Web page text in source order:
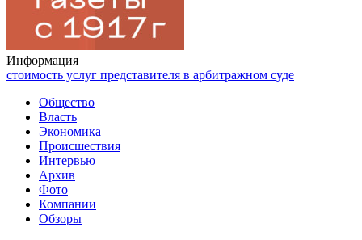
Информация
стоимость услуг представителя в арбитражном суде
Общество
Власть
Экономика
Происшествия
Интервью
Архив
Фото
Компании
Обзоры